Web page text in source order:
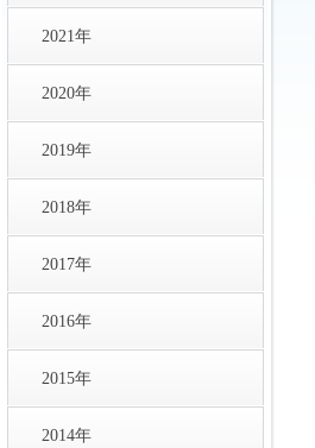
2021年
2020年
2019年
2018年
2017年
2016年
2015年
2014年